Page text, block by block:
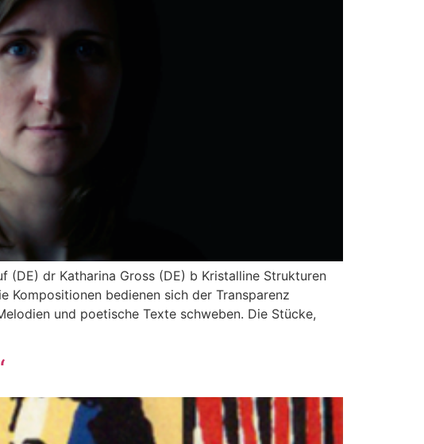
(DE) dr Katharina Gross (DE) b Kristalline Strukturen
Kompositionen bedienen sich der Transparenz
und poetische Texte schweben. Die Stücke,